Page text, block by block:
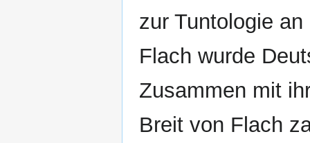
zur Tuntologie
Flach wurde
Zusammen mit
Breit von Flach